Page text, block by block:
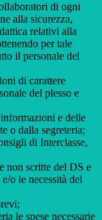
di ogni
alla sicurezza,
relativi alla
per tale
il personale del
di carattere
del plesso e
e delle
o dalla segreteria;
di Interclasse,
non scritte del DS e
o le necessità del
le spese necessarie